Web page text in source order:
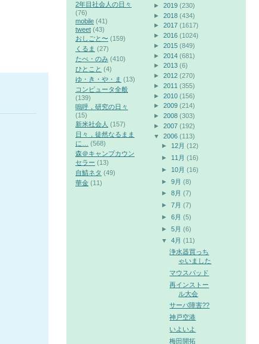
2年目社会人の日々
(76)
mobile (41)
tweet (43)
おしごと〜 (159)
くるま (27)
たべ・のみ (410)
ひとこと (4)
ゆ・き・や・ま (13)
コンピュータ全般
(139)
嗚呼，研究の日々
(15)
新米社会人 (157)
日々，徒然なるまま
に…
(568)
森＠キャンプカウン
セラー (13)
自鯖ネタ (49)
華金 (11)
► 2019 (230)
► 2018 (434)
► 2017 (1617)
► 2016 (1024)
► 2015 (849)
► 2014 (681)
► 2013 (6)
► 2012 (270)
► 2011 (355)
► 2010 (156)
► 2009 (214)
► 2008 (303)
► 2007 (192)
▼
2006 (113)
► 12月 (12)
► 11月 (16)
► 10月 (16)
►9月 (8)
►8月 (7)
►7月 (7)
►6月 (5)
►5月 (6)
▼
4月 (11)
浄水器買っち
ゃいました
マウスパッド
再インストー
ル大会
サーバ障害??
神戸空港
いよいよ
梅田開拓